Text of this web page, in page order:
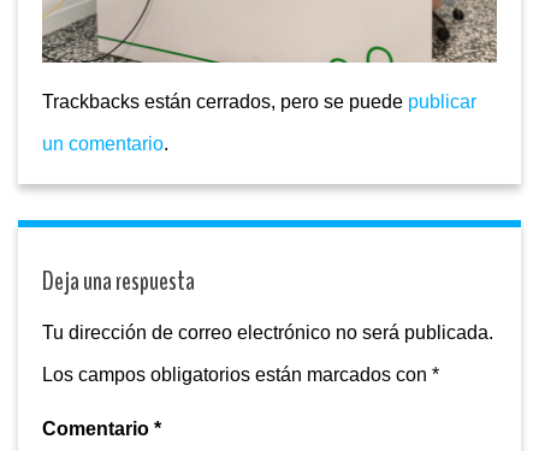
Trackbacks están cerrados, pero se puede publicar
un comentario.
Deja una respuesta
Tu dirección de correo electrónico no será publicada.
Los campos obligatorios están marcados con *
Comentario *